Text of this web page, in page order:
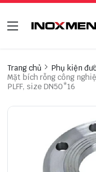
Trang chủ Phụ kiện
Mặt bích rỗng công
PLFF, size DN50*16